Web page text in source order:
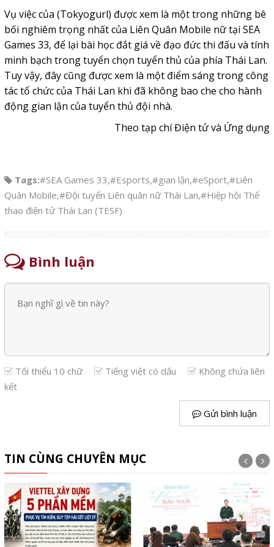
Vụ việc của (Tokyogurl) được xem là một trong những bê
bối nghiêm trọng nhất của Liên Quân Mobile nữ tại SEA
Games 33, để lại bài học đắt giá về đạo đức thi đấu và tính
minh bạch trong tuyển chọn tuyển thủ của phía Thái Lan.
Tuy vậy, đây cũng được xem là một điểm sáng trong công
tác tổ chức của Thái Lan khi đã không bao che cho hành
động gian lận của tuyển thủ đội nhà.
Theo tạp chí Điện tử và Ứng dụng
Tags:#SEA Games 33,#Esports,#gian lận,#eSport,#Liên
Quân Mobile,#Đội tuyển Liên quân nữ Thái Lan,#Hiệp hội Thể
thao điện tử Thái Lan (TESF)
Bình luận
Tối thiểu 10 chữ Tiếng việt có dấu
Không chứa liên
kết
Gửi bình luận
TIN CÙNG CHUYÊN MỤC